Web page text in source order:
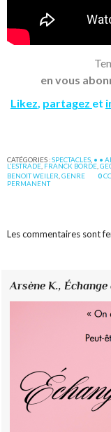
en vous
Likez partagez et
CATÉGORIES :SPECTACLES • •
L’ESTRADE FRANCK BORDE ,
BENOIT WEILER ,GENRE 0
PERMANENT
Les commentaires sont
Arsène K.,Échange